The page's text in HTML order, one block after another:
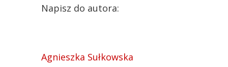
Napisz do autora:
Agnieszka Sułkowska